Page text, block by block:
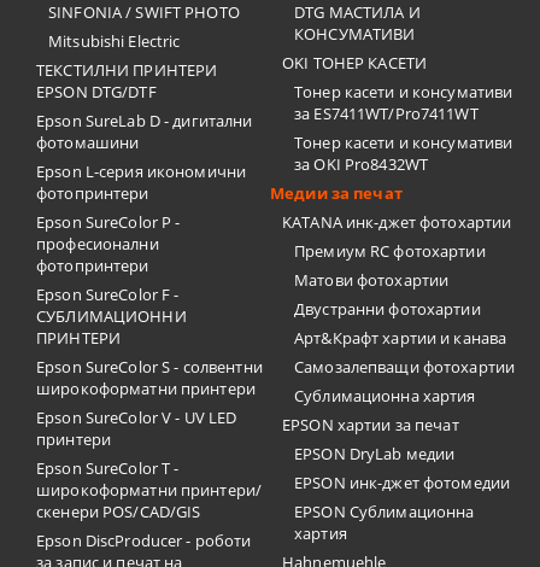
SINFONIA / SWIFT PHOTO
Mitsubishi Electric
ТЕКСТИЛНИ ПРИНТЕРИ
EPSON DTG/DTF
Epson SureLab D - дигитални
фотомашини
Epson L-серия икономични
фотопринтери
Epson SureColor P -
професионални
фотопринтери
Epson SureColor F -
СУБЛИМАЦИОННИ
ПРИНТЕРИ
Epson SureColor S - солвентни
широкоформатни принтери
Epson SureColor V - UV LED
принтери
Epson SureColor T -
широкоформатни принтери/
скенери POS/CAD/GIS
Epson DiscProducer - роботи
за запис и печат на
DTG МАСТИЛА И
КОНСУМАТИВИ
OKI ТОНЕР КАСЕТИ
Тонер касети и консумативи
за ES7411WT/Pro7411WT
Тонер касети и консумативи
за OKI Pro8432WT
Медии за печат
KATANA инк-джет фотохартии
Премиум RC фотохартии
Матови фотохартии
Двустранни фотохартии
Арт&Крафт хартии и канава
Самозалепващи фотохартии
Сублимационна хартия
EPSON хартии за печат
EPSON DryLab медии
EPSON инк-джет фотомедии
EPSON Сублимационна
хартия
Hahnemuehle